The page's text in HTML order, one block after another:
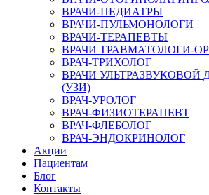
ВРАЧИ-ПЕДИАТРЫ
ВРАЧИ-ПУЛЬМОНОЛОГИ
ВРАЧИ-ТЕРАПЕВТЫ
ВРАЧИ ТРАВМАТОЛОГИ-
ВРАЧ-ТРИХОЛОГ
ВРАЧИ УЛЬТРАЗВУКОВОЙ
(УЗИ)
ВРАЧ-УРОЛОГ
ВРАЧ-ФИЗИОТЕРАПЕВТ
ВРАЧ-ФЛЕБОЛОГ
ВРАЧ-ЭНДОКРИНОЛОГ
Акции
Пациентам
Блог
Контакты